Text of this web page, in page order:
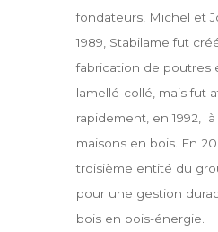
fondateurs, Michel et
1989, Stabilame fut
fabrication de poutres
lamellé-collé, mais fut
rapidement, en 1992,
maisons en bois. En
troisième entité du
pour une gestion
bois en bois-énergie.